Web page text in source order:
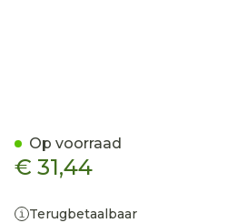
€ 31,44
Terugbetaalbaar
Op voorraad